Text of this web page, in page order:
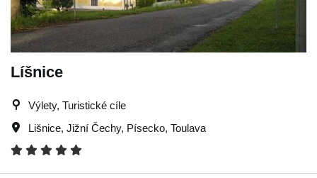
Líšnice
Výlety, Turistické cíle
Lišnice, Jižní Čechy, Písecko, Toulava